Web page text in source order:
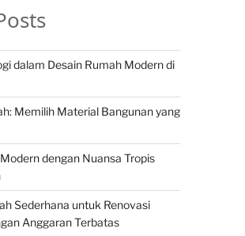
dalam Desain Rumah Modern di
Memilih Material Bangunan yang
dengan Nuansa Tropis
Sederhana untuk Renovasi
Anggaran Terbatas